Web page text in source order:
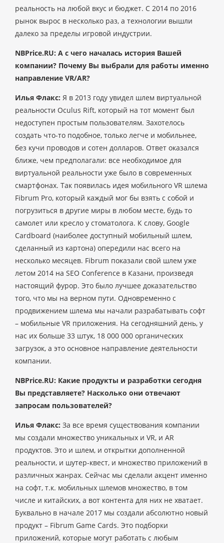
реальность на любой вкус и бюджет. С 2014 по 2016
рынок вырос в несколько раз, а технологии вышли
далеко за пределы игровой индустрии.
NBPrice.RU: А с чего началась история Вашей
компании? Почему Вы выбрали для работы именно
направление VR/AR?
Илья Флакс: Я в 2013 году увидел шлем виртуальной
реальности Oculus Rift, который на тот момент был
недоступен простым пользователям. Захотелось
создать что-то подобное, только легче и мобильнее,
без кучи проводов и сотен долларов. Ответ оказался
ближе, чем предполагали: все необходимое для
виртуальной реальности уже было в современных
смартфонах. Так появилась идея мобильного VR шлема
Fibrum Pro, который каждый мог бы взять с собой и
погрузиться в другие миры в любом месте, будь то
самолет или кресло у стоматолога. К слову, Google
Cardboard (наиболее доступный мобильный шлем,
сделанный из картона) опередили нас всего на
несколько месяцев. Fibrum показали свой шлем уже
летом 2014 на SEO Conference в Казани, произведя
настоящий фурор. Это было лучшее доказательство
того, что мы на верном пути. Одновременно с
продвижением шлема мы начали разрабатывать софт
– мобильные VR приложения. На сегодняшний день, у
нас их больше 33 штук, 18 000 000 органических
загрузок, а это основное направление деятельности
компании.
NBPrice.RU: Какие продукты и разработки сегодня
Вы представляете? Насколько они отвечают
запросам пользователей?
Илья Флакс: За все время существования компании
мы создали множество уникальных и VR, и AR
продуктов. Это и шлем, и открытки дополненной
реальности, и шутер-квест, и множество приложений в
различных жанрах. Сейчас мы сделали акцент именно
на софт, т.к. мобильных шлемов множество, в том
числе и китайских, а вот контента для них не хватает.
Буквально в начале 2017 мы создали абсолютно новый
продукт – Fibrum Game Cards. Это подборки
приложений, которые могут работать с любым